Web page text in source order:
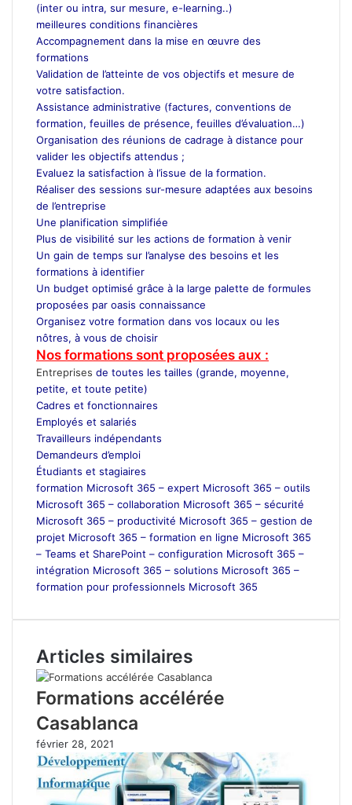
(inter ou intra, sur mesure, e-learning..)
meilleures conditions financières
Accompagnement dans la mise en œuvre des
formations
Validation de l’atteinte de vos objectifs et mesure de
votre satisfaction.
Assistance administrative (factures, conventions de
formation, feuilles de présence, feuilles d’évaluation…)
Organisation des réunions de cadrage à distance pour
valider les objectifs attendus ;
Evaluez la satisfaction à l’issue de la formation.
Réaliser des sessions sur-mesure adaptées aux besoins
de l’entreprise
Une planification simplifiée
Plus de visibilité sur les actions de formation à venir
Un gain de temps sur l’analyse des besoins et les
formations à identifier
Un budget optimisé grâce à la large palette de formules
proposées par oasis connaissance
Organisez votre formation dans vos locaux ou les
nôtres, à vous de choisir
Nos formations sont proposées aux :
Entreprises de toutes les tailles (grande, moyenne,
petite, et toute petite)
Cadres et fonctionnaires
Employés et salariés
Travailleurs indépendants
Demandeurs d’emploi
Étudiants et stagiaires
formation Microsoft 365 – expert Microsoft 365 – outils
Microsoft 365 – collaboration Microsoft 365 – sécurité
Microsoft 365 – productivité Microsoft 365 – gestion de
projet Microsoft 365 – formation en ligne Microsoft 365
– Teams et SharePoint – configuration Microsoft 365 –
intégration Microsoft 365 – solutions Microsoft 365 –
formation pour professionnels Microsoft 365
Articles similaires
Formations accélérée
Casablanca
février 28, 2021